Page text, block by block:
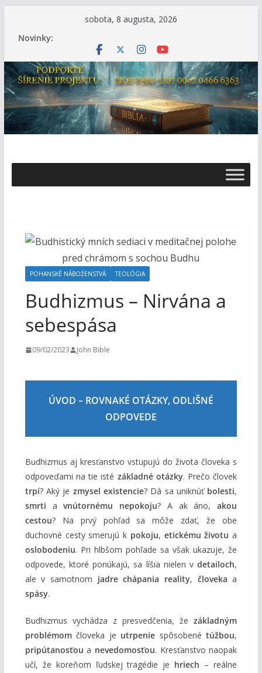
sobota, 8 augusta, 2026
Novinky:
s
B
o
o
POHANSKÉ NÁBOŽENSTVÁ TEOLÓGIA
Budhizmus – Nirvána a
sebespása
09/02/2023 John Bible
ÚVOD – ROVNAKÉ OTÁZKY, ODLIŠNÉ
ODPOVEDE
Budhizmus aj kresťanstvo vstupujú do života človeka s
odpoveďami na tie isté základné otázky. Prečo človek
trpí? Aký je zmysel existencie? Dá sa uniknúť bolesti,
smrti avnútornému nepokoju? A ak áno,akou
cestou? Na prvý pohľad sa môže zdať, že obe
duchovné cesty smerujú k pokoju, etickému životu a
oslobodeniu. Pri hlbšom pohľade sa však ukazuje, že
odpovede, ktoré ponúkajú, sa líšia nielen vdetailoch,
ale v samotnom jadre chápania reality, človeka a
spásy.
Budhizmus vychádza z presvedčenia, žezákladným
problémomčloveka je utrpenie spôsobenétúžbou,
pripútanosťou a nevedomosťou. Kresťanstvo naopak
učí, že koreňom ľudskej tragédie je hriech – reálne